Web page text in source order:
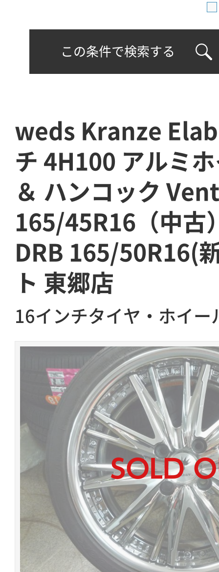
この条件で検索する
weds Kranze
チ 4H100 アルミ
＆ ハンコック
165/45R16（中古
DRB 165/50R16(
ト 東郷店
16インチタイヤ・ホイー